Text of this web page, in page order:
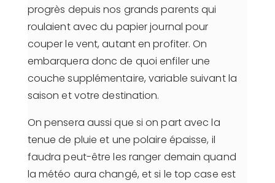
progrès depuis nos grands parents qui
roulaient avec du papier journal pour
couper le vent, autant en profiter. On
embarquera donc de quoi enfiler une
couche supplémentaire, variable suivant la
saison et votre destination.
On pensera aussi que si on part avec la
tenue de pluie et une polaire épaisse, il
faudra peut-être les ranger demain quand
la météo aura changé, et si le top case est